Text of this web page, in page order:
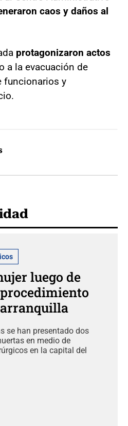
caos y daños al
protagonizaron actos
a la evacuación de
funcionarios y
luego de
se han presentado dos
en medio de
en la capital del